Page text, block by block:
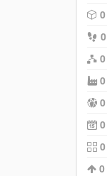
0
0
0
0
0
0
0
0